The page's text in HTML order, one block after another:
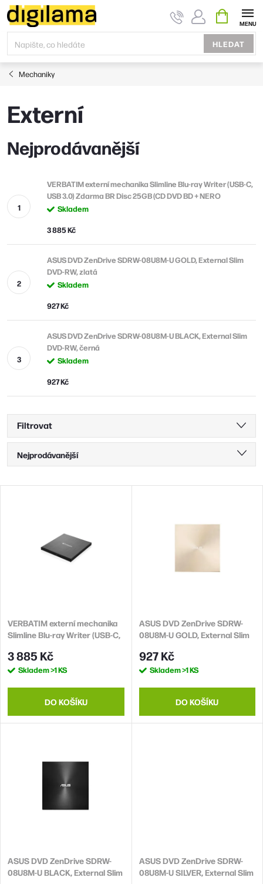
Přejít
na
obsah
HLEDAT
KOŠÍK
Mechaniky
Externí
Nejprodávanější
VERBATIM externí mechanika Slimline Blu-ray Writer (USB-C,
USB 3.0) Zdarma BR Disc 25GB (CD DVD BD + NERO
Skladem
3 885 Kč
ASUS DVD ZenDrive SDRW-08U8M-U GOLD, External Slim
DVD-RW, zlatá
Skladem
927 Kč
ASUS DVD ZenDrive SDRW-08U8M-U BLACK, External Slim
DVD-RW, černá
Skladem
927 Kč
Filtrovat
Ř
a
z
d
u
k
t
Nejprodávanější
V
o
d
u
k
ů
VERBATIM externí mechanika
Slimline Blu-ray Writer (USB-C,
(CD DVD BD + NERO
3 885 Kč
Skladem>1 KS
DO KOŠÍKU
ASUS DVD ZenDrive SDRW-
08U8M-U GOLD, External Slim
927 Kč
Skladem>1 KS
DO KOŠÍKU
ASUS DVD ZenDrive SDRW-
08U8M-U BLACK, External Slim
ASUS DVD ZenDrive SDRW-
08U8M-U SILVER, External Slim